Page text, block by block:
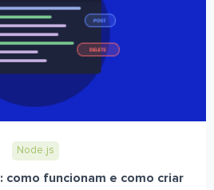
Node.js
como funcionam e como criar